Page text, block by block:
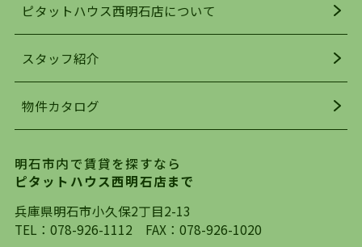
明石駅・西明石駅を中心に、明石市・神戸市西区
でお部屋探している方は、ぜひ当ＨＰにて物件を
お探しになってください。弊社は、スタッフの平
を行っており地域最大級の情報取扱量を誇ってお
ります。店頭で限られた物件をご紹介する、従来
自身でインターネットを利用し、理想のお部屋を
探していただき、選択していただいた物件情報に
対して、専門知識を持ったスタッフがサポートさ
せていただくスタイルを心がけております。私た
ピタットハウス西明石店について
スタッフ紹介
物件カタログ
明石市内で賃貸を探すなら
ピタットハウス西明石店まで
兵庫県明石市小久保2丁目2-13
TEL： 078-926-1112 FAX：078-926-1020